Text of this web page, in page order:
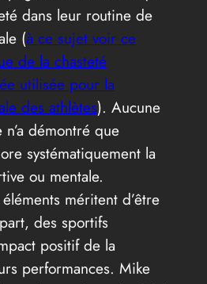
dans leur routine de
(à ce sujet voir ce
de la chasteté
utilisée pour la
des athlètes). Aucune
démontré que
systématiquement la
ou mentale.
méritent d’être
des sportifs
positif de la
performances. Mike